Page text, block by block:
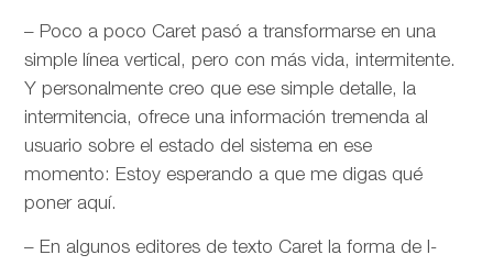
– Poco a poco Caret pasó a transformarse en una
simple línea vertical, pero con más vida, intermitente.
Y personalmente creo que ese simple detalle, la
intermitencia, ofrece una información tremenda al
usuario sobre el estado del sistema en ese
momento: Estoy esperando a que me digas qué
poner aquí.
– En algunos editores de texto Caret la forma de I-